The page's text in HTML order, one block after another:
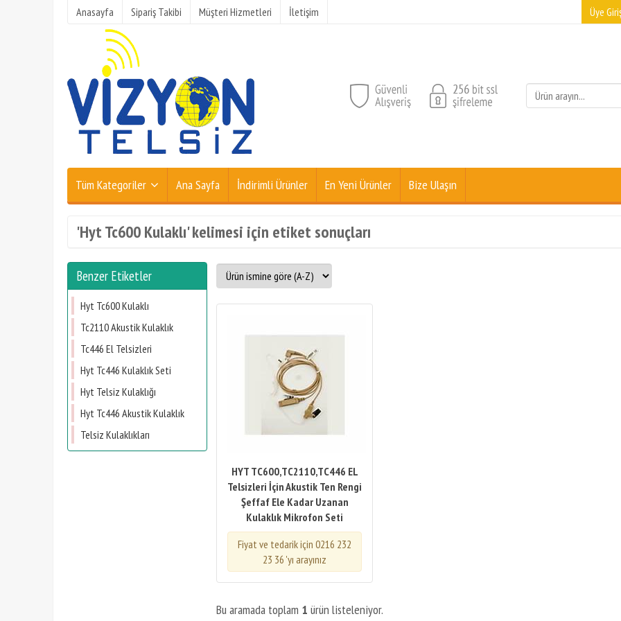
Anasayfa Sipariş Takibi Müşteri Hizmetleri İletişim Üye
Tüm Kategoriler Ana Sayfa İndirimli Ürünler En Yeni Ürünler Bize Ulaşın
'Hyt Tc600 Kulaklı' kelimesi için etiket sonuçları
Benzer Etiketler
Hyt Tc600 Kulaklı
Tc2110 Akustik Kulaklık
Tc446 El Telsizleri
Hyt Tc446 Kulaklık Seti
Hyt Telsiz Kulaklığı
Hyt Tc446 Akustik Kulaklık
Telsiz Kulaklıkları
HYT TC600,TC2110,TC446 EL
Telsizleri İçin Akustik Ten Rengi
Şeffaf Ele Kadar Uzanan
Kulaklık Mikrofon Seti
Fiyat ve tedarik için 0216 232
23 36 'yı arayınız
Bu aramada toplam 1 ürün listeleniyor.